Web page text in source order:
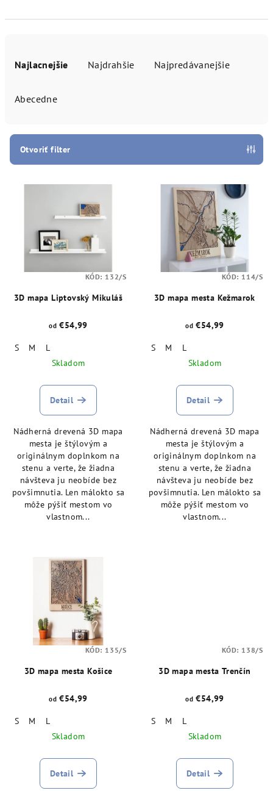
p
Najlacnejšie Najdrahšie Najpredávanejšie
Abecedne
Otvoriť filter
3D mapa Liptovský Mikuláš
od €54,99
S M
L
Skladom
Detail
Nádherná drevená 3D mapa
mesta je štýlovým a
originálnym doplnkom na
stenu a verte, že žiadna
návšteva ju neobíde bez
povšimnutia. Len málokto sa
môže pýšiť mestom vo
vlastnom...
KÓD: 132/S
3D mapa mesta Kežmarok
od €54,99
S M
L
Skladom
Detail
Nádherná drevená 3D mapa
mesta je štýlovým a
originálnym doplnkom na
stenu a verte, že žiadna
návšteva ju neobíde bez
povšimnutia. Len málokto sa
môže pýšiť mestom vo
vlastnom...
KÓD: 114/S
3D mapa mesta Košice
od €54,99
S M
L
Skladom
Detail
KÓD: 135/S
3D mapa mesta Trenčín
od €54,99
S M
L
Skladom
Detail
KÓD: 138/S